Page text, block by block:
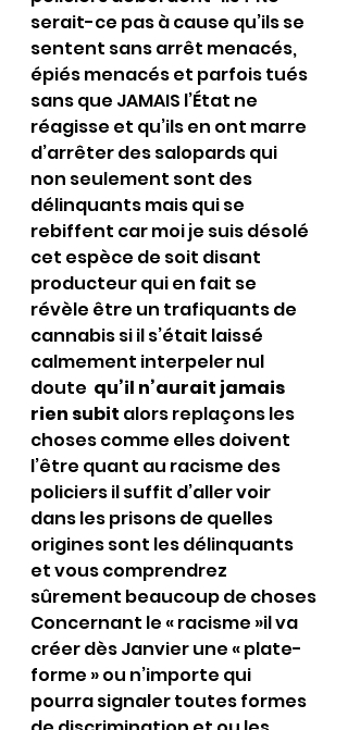
serait-ce pas à cause qu’ils se
sentent sans arrêt menacés,
épiés menacés et parfois tués
sans que JAMAIS l’État ne
réagisse et qu’ils en ont marre
d’arrêter des salopards qui
non seulement sont des
délinquants mais qui se
rebiffent car moi je suis désolé
cet espèce de soit disant
producteur qui en fait se
révèle être un trafiquants de
cannabis si il s’était laissé
calmement interpeler nul
doute qu’il n’aurait jamais
rien subit alors replaçons les
choses comme elles doivent
l’être quant au racisme des
policiers il suffit d’aller voir
dans les prisons de quelles
origines sont les délinquants
et vous comprendrez
sûrement beaucoup de choses
Concernant le « racisme »il va
créer dès Janvier une « plate-
forme » ou n’importe qui
pourra signaler toutes formes